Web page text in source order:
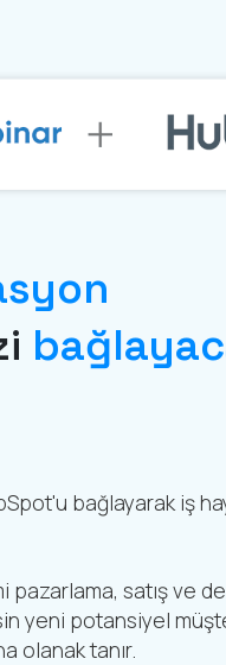
bağlayarak iş
satış ve
yeni potansiyel
olanak tanır.